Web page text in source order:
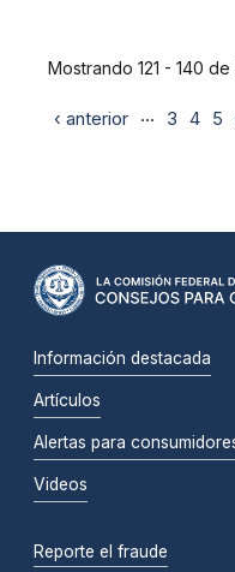
Mostrando 121 - 140 de
‹ anterior … 3 4 5
Información destacada
Artículos
Alertas para
Videos
Reporte el fraude